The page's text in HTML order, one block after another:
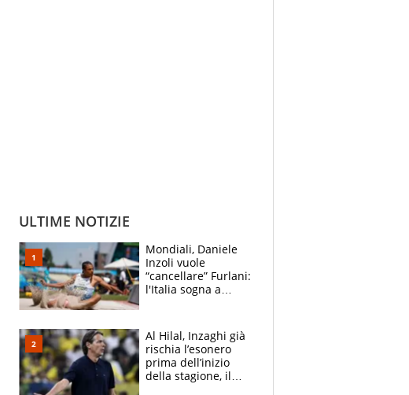
ULTIME NOTIZIE
Mondiali, Daniele
Inzoli vuole
“cancellare” Furlani:
l'Italia sogna a
finale
Al Hilal, Inzaghi già
rischia l’esonero
prima dell’inizio
della stagione, il